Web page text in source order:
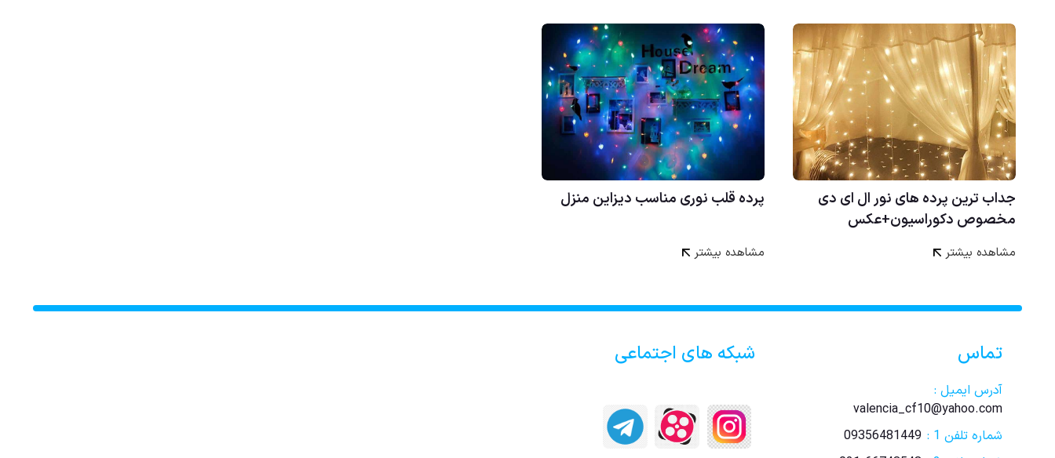
جداب ترین پرده های نور ال ای دی
مخصوص دکوراسیون+عکس
مشاهده بیشتر
پرده قلب نوری مناسب دیزاین منزل
مشاهده بیشتر
تماس
آدرس ایمیل :
valencia_cf10@yahoo.com
شماره تلفن 1 :
09356481449
شبکه های اجتماعی